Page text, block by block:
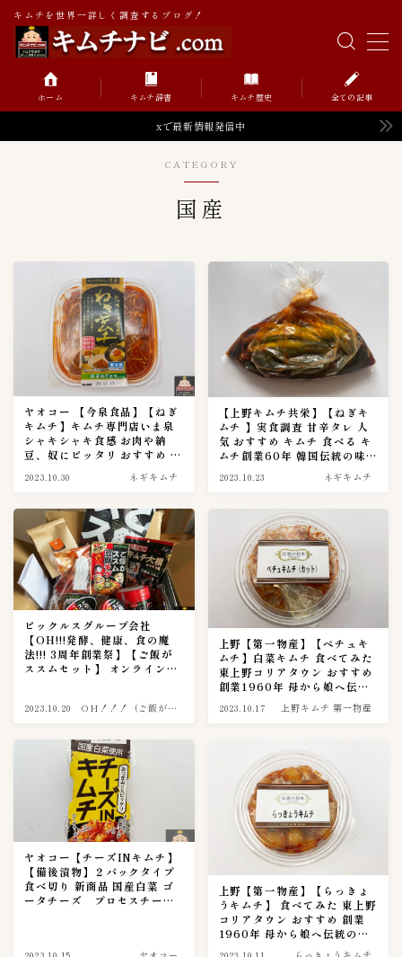
キムチを世界一詳しく調査するブログ！
MENU
Value価格帯（円） 52
０〜９９円 0
１００〜１９９円 6
１０００〜１９９９円
２００〜２９９円 8
２０００〜２９９９円
３００〜３９９円 11
３０００〜３９９９円
４００〜４９９円 7
５００〜５９９円 2
６００〜６９９円 1
７００〜７９９円 6
８００〜８９９円 2
キムチのレシピ 2
大葉キムチ
キムチの大辞書
キムチの素活用術
キムチの豆知識
保存方法 1
キムチの選び方
キムチ関連記事 11
ホーム キムチ辞書 キムチ歴史 全ての記事
xで最新情報発信中
CATEGORY
国産
ヤオコー 【今泉食品】【ねぎ
キムチ】キムチ専門店いま泉
シャキシャキ食感 お肉や納
豆、奴にピッタリ おすすめ キ
0027話】
2023.10.30 ネギキムチ
【上野キムチ共栄】【ねぎキ
ムチ 】実食調査 甘辛タレ 人
気 おすすめ キムチ 食べる キ
ムチ創業60年 韓国伝統の味を
篇0026話】
2023.10.23 ネギキムチ
ピックルスグループ会社
【OH!!!発酵、健康、食の魔
法!!! 3周年創業祭】【ご飯が
ススムセット】 オンラインシ
お菓子 キムチ鯖缶など クリア
2023.10.20
OH！！！（ご飯がス
上野【第一物産】【ペチュキ
ムチ】白菜キムチ 食べてみた
東上野コリアタウン おすすめ
創業1960年 母から娘へ伝統
の約束 キムチ専門店【キムチ
ナビ実食調査篇0025話】
2023.10.17 上野キムチ 第一物産
ヤオコー【チーズINキムチ】
【備後漬物】２パックタイプ
食べ切り 新商品 国産白菜 ゴ
ータチーズ プロセスチーズ
上野【第一物産】【らっきょ
うキムチ】 食べてみた 東上野
コリアタウン おすすめ 創業
1960年 母から娘へ伝統の約
束 キムチ専門店【23】